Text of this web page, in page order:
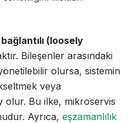
(loosely
Bileşenler arasındaki
olursa, sistemin
veya
olur. Bu ilke, mikroservis
Ayrıca, eşzamanlılık